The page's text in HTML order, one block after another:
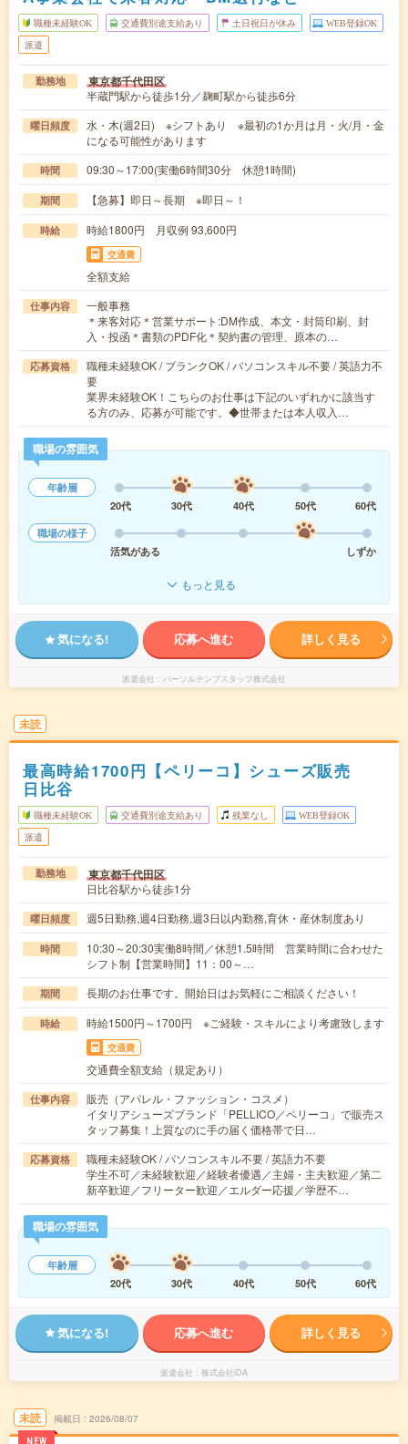
職種未経験OK 交通費別途支給あり 土日祝日が休み WEB登録OK
派遣
勤務地 東京都千代田区
半蔵門駅から徒歩1分／麹町駅から徒歩6分
曜日頻度
水・木(週2日) ※シフトあり ※最初の1か月は月・火/月・金
になる可能性があります
時間 09:30～17:00(実働6時間30分 休憩1時間)
期間 【急募】即日～長期 ※即日～！
時給 時給1800円 月収例 93,600円
交通費
全額支給
仕事内容
一般事務
＊来客対応＊営業サポート:DM作成、本文・封筒印刷、封
入・投函＊書類のPDF化＊契約書の管理、原本の…
応募資格
職種未経験OK / ブランクOK / パソコンスキル不要 / 英語力不
要
業界未経験OK！こちらのお仕事は下記のいずれかに該当す
る方のみ、応募が可能です。◆世帯または本人収入…
職場の雰囲気
年齢層
20代
30代 40代 50代
60代
職場の様子
活気がある
しずか
もっと見る
気になる! 応募へ進む 詳しく見る
派遣会社 パーソルテンプスタッフ株式会社
未読
最高時給1700円【ペリーコ】シューズ販売
日比谷
職種未経験OK 交通費別途支給あり 残業なし WEB登録OK
派遣
勤務地 東京都千代田区
日比谷駅から徒歩1分
曜日頻度 週5日勤務,週4日勤務,週3日以内勤務,育休・産休制度あり
時間
10:30～20:30実働8時間／休憩1.5時間 営業時間に合わせた
シフト制【営業時間】11：00～…
期間 長期のお仕事です。開始日はお気軽にご相談ください！
時給 時給1500円～1700円 ※ご経験・スキルにより考慮致します
交通費
交通費全額支給（規定あり）
仕事内容
販売（アパレル・ファッション・コスメ）
イタリアシューズブランド「PELLICO／ペリーコ」で販売ス
タッフ募集！上質なのに手の届く価格帯で日…
応募資格
職種未経験OK / パソコンスキル不要 / 英語力不要
学生不可／未経験歓迎／経験者優遇／主婦・主夫歓迎／第二
新卒歓迎／フリーター歓迎／エルダー応援／学歴不…
職場の雰囲気
年齢層
20代
30代 40代 50代 60代
気になる! 応募へ進む 詳しく見る
派遣会社 株式会社iDA
未読
NEW
掲載日 2026/08/07